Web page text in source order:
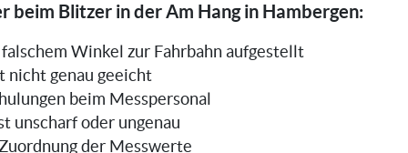
beim Blitzer in der Am Hang in Hambergen:
Winkel zur Fahrbahn aufgestellt
nicht genau geeicht
beim Messpersonal
unscharf oder ungenau
der Messwerte